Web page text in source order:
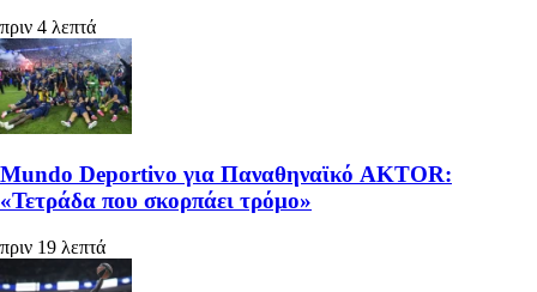
πριν 4 λεπτά
Mundo Deportivo για Παναθηναϊκό AKTOR:
«Τετράδα που σκορπάει τρόμο»
πριν 19 λεπτά